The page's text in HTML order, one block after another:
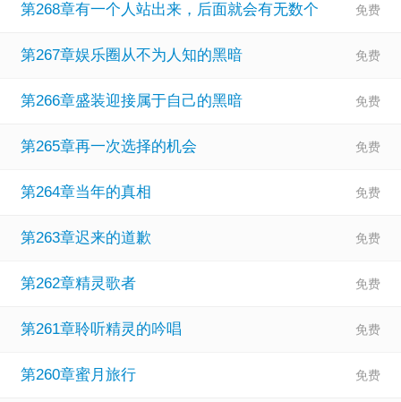
亦是赋予无数角色生命的视后！ 而当她开自己人生第一场演
唱会的时候，常安空降成嘉宾，所有的歌迷沸腾了，他们白
力爆表…… 常安怎么都没想到，自己出一场车祸，竟然从华
夏巨星穿越成异世从神坛跌落的顶流； 穿越也就算了，结果
回去？ 可当看见祝卿欢第一眼，常安：我要恋爱了！ 前期：
常安：写歌，全都给欢欢！ 后期：常安：自己开公司，老婆
的就是歌和好剧本！ 著：女主前期偏事业，男主工具人居
多，甜蜜恋爱会有，男主十足的恋爱脑，介意的勿入哈！
第268章有一个人站出来，后面就会有无数个
第267章娱乐圈从不为人知的黑暗
第266章盛装迎接属于自己的黑暗
第265章再一次选择的机会
第264章当年的真相
第263章迟来的道歉
第262章精灵歌者
第261章聆听精灵的吟唱
第260章蜜月旅行